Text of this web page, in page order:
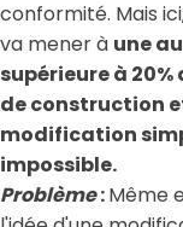
conformité. Mais
va mener à une
supérieure à
de construction
modification
impossible.
Problème:Même